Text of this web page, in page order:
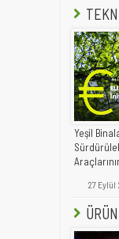
Yeşil
27 Eylül
ÜRÜN